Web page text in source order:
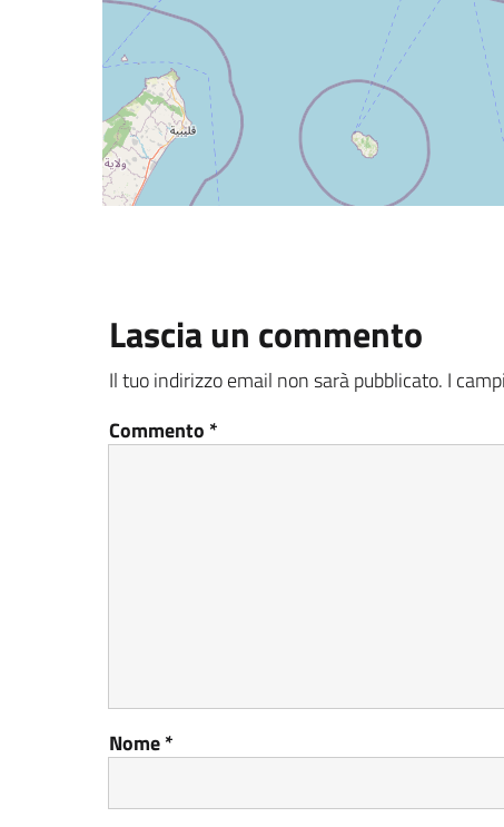
Lascia un commento
Il tuo indirizzo email non sarà pubblicato. I
Commento *
Nome*